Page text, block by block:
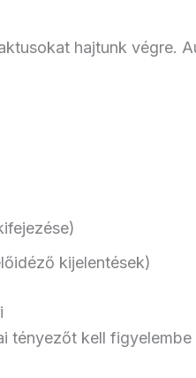
hajtunk végre.
kijelentések)
tényezőt kell figyelembe